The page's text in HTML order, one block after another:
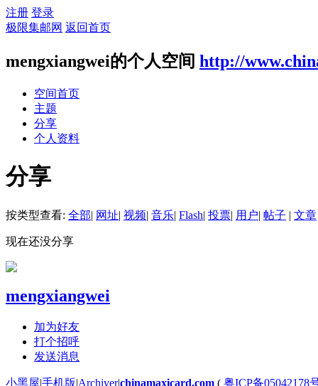
注册 登录
极限集邮网 返回首页
mengxiangwei的个人空间 http://
空间首页
主题
分享
个人资料
分享
按类型查看: 全部| 网址| 视频| 音乐| Flash| 投票| 用户| 帖子 | 文章
现在还没分享
mengxiangwei
加为好友
打个招呼
发送消息
小黑屋|手机版|Archiver|chinamaxicard.com ( 粤ICP备05042178